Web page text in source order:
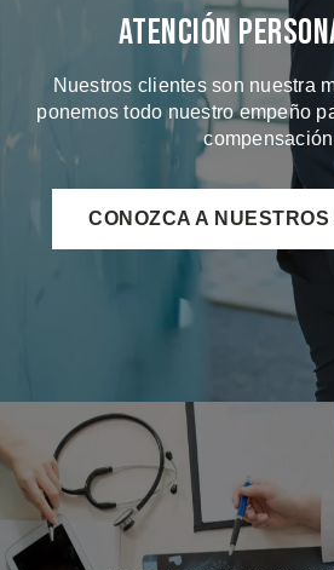
Atención
Nuestros clientes son nuestra
ponemos todo nuestro empeño
CONOZCA A